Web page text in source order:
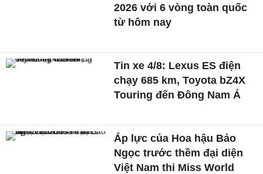
2026 với 6 vòng toàn quốc
từ hôm nay
Tin xe 4/8: Lexus ES điện
chạy 685 km, Toyota bZ4X
Touring đến Đông Nam Á
Áp lực của Hoa hậu Bảo
Ngọc trước thềm đại diện
Việt Nam thi Miss World